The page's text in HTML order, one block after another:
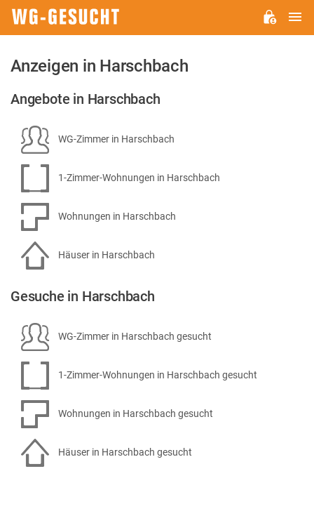
Anzeigen in Harschbach
Angebote in Harschbach
WG-Zimmer in Harschbach
1-Zimmer-Wohnungen in Harschbach
Wohnungen in Harschbach
Häuser in Harschbach
Gesuche in Harschbach
WG-Zimmer in Harschbach gesucht
1-Zimmer-Wohnungen in Harschbach gesucht
Wohnungen in Harschbach gesucht
Häuser in Harschbach gesucht